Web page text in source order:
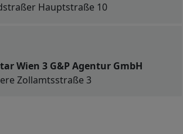
Hauptstraße 10
Wien 3 G&P Agentur GmbH
Zollamtsstraße 3